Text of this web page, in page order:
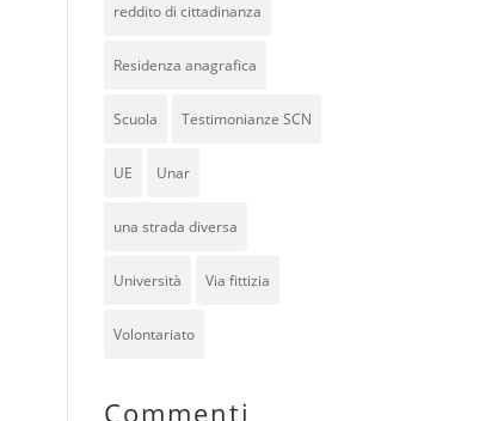
reddito di cittadinanza
Residenza anagrafica
Scuola Testimonianze SCN
UE Unar
una strada diversa
Università Via fittizia
Volontariato
Commenti